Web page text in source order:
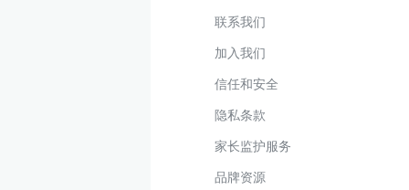
联系我们
加入我们
信任和安全
隐私条款
家长监护服务
品牌资源